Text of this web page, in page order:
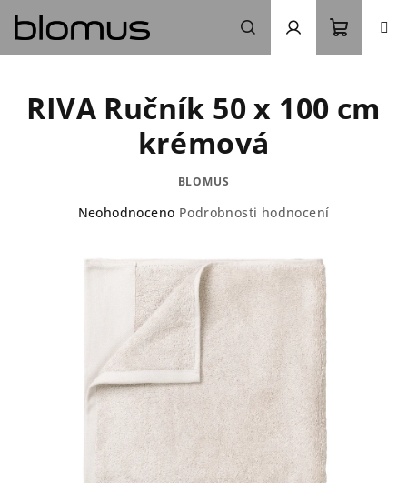
obsah
Hledat Přihlášení
košík
RIVA Ručník 50 x 100 cm
krémová
BLOMUS
Průměrné
hvězdiček.
Neohodnoceno Podrobnosti hodnocení